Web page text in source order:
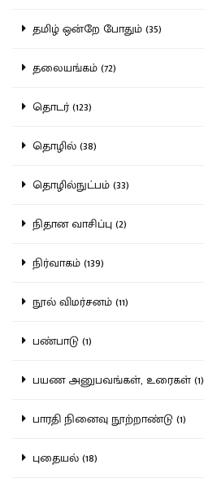
தமிழ் ஒன்றே போதும் (35)
தலையங்கம் (72)
தொடர் (123)
தொழில் (38)
தொழில்நுட்பம் (33)
நிதான வாசிப்பு (2)
நிர்வாகம் (139)
நூல் விமர்சனம் (11)
பண்பாடு (1)
பயண அனுபவங்கள், உரைகள் (1)
பாரதி நினைவு நூற்றாண்டு (1)
புதையல் (18)